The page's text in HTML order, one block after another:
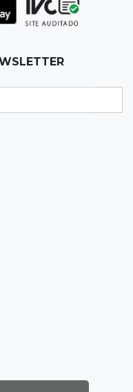
por 2 a 0 e sobe
0 pela 22ª